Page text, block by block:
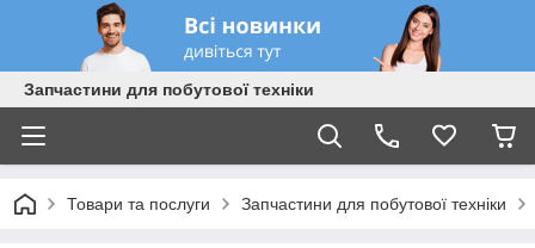
Запчастини для побутової техніки
Товари та послуги Запчастини для побутової техніки